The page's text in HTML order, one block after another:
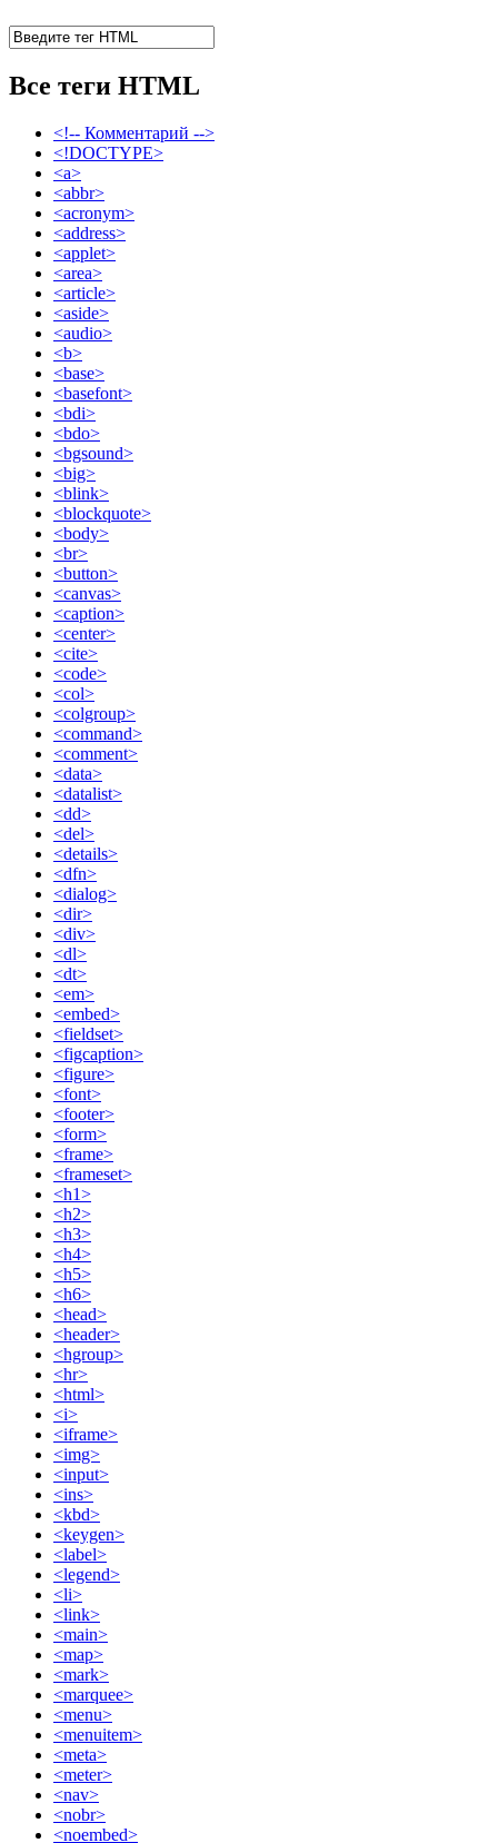
Все теги HTML
<!-- Комментарий -->
<!DOCTYPE>
<a>
<abbr>
<acronym>
<address>
<applet>
<area>
<article>
<aside>
<audio>
<b>
<base>
<basefont>
<bdi>
<bdo>
<bgsound>
<big>
<blink>
<blockquote>
<body>
<br>
<button>
<canvas>
<caption>
<center>
<cite>
<code>
<col>
<colgroup>
<command>
<comment>
<data>
<datalist>
<dd>
<del>
<details>
<dfn>
<dialog>
<dir>
<div>
<dl>
<dt>
<em>
<embed>
<fieldset>
<figcaption>
<figure>
<font>
<footer>
<form>
<frame>
<frameset>
<h1>
<h2>
<h3>
<h4>
<h5>
<h6>
<head>
<header>
<hgroup>
<hr>
<html>
<i>
<iframe>
<img>
<input>
<ins>
<kbd>
<keygen>
<label>
<legend>
<li>
<link>
<main>
<map>
<mark>
<marquee>
<menu>
<menuitem>
<meta>
<meter>
<nav>
<nobr>
<noembed>